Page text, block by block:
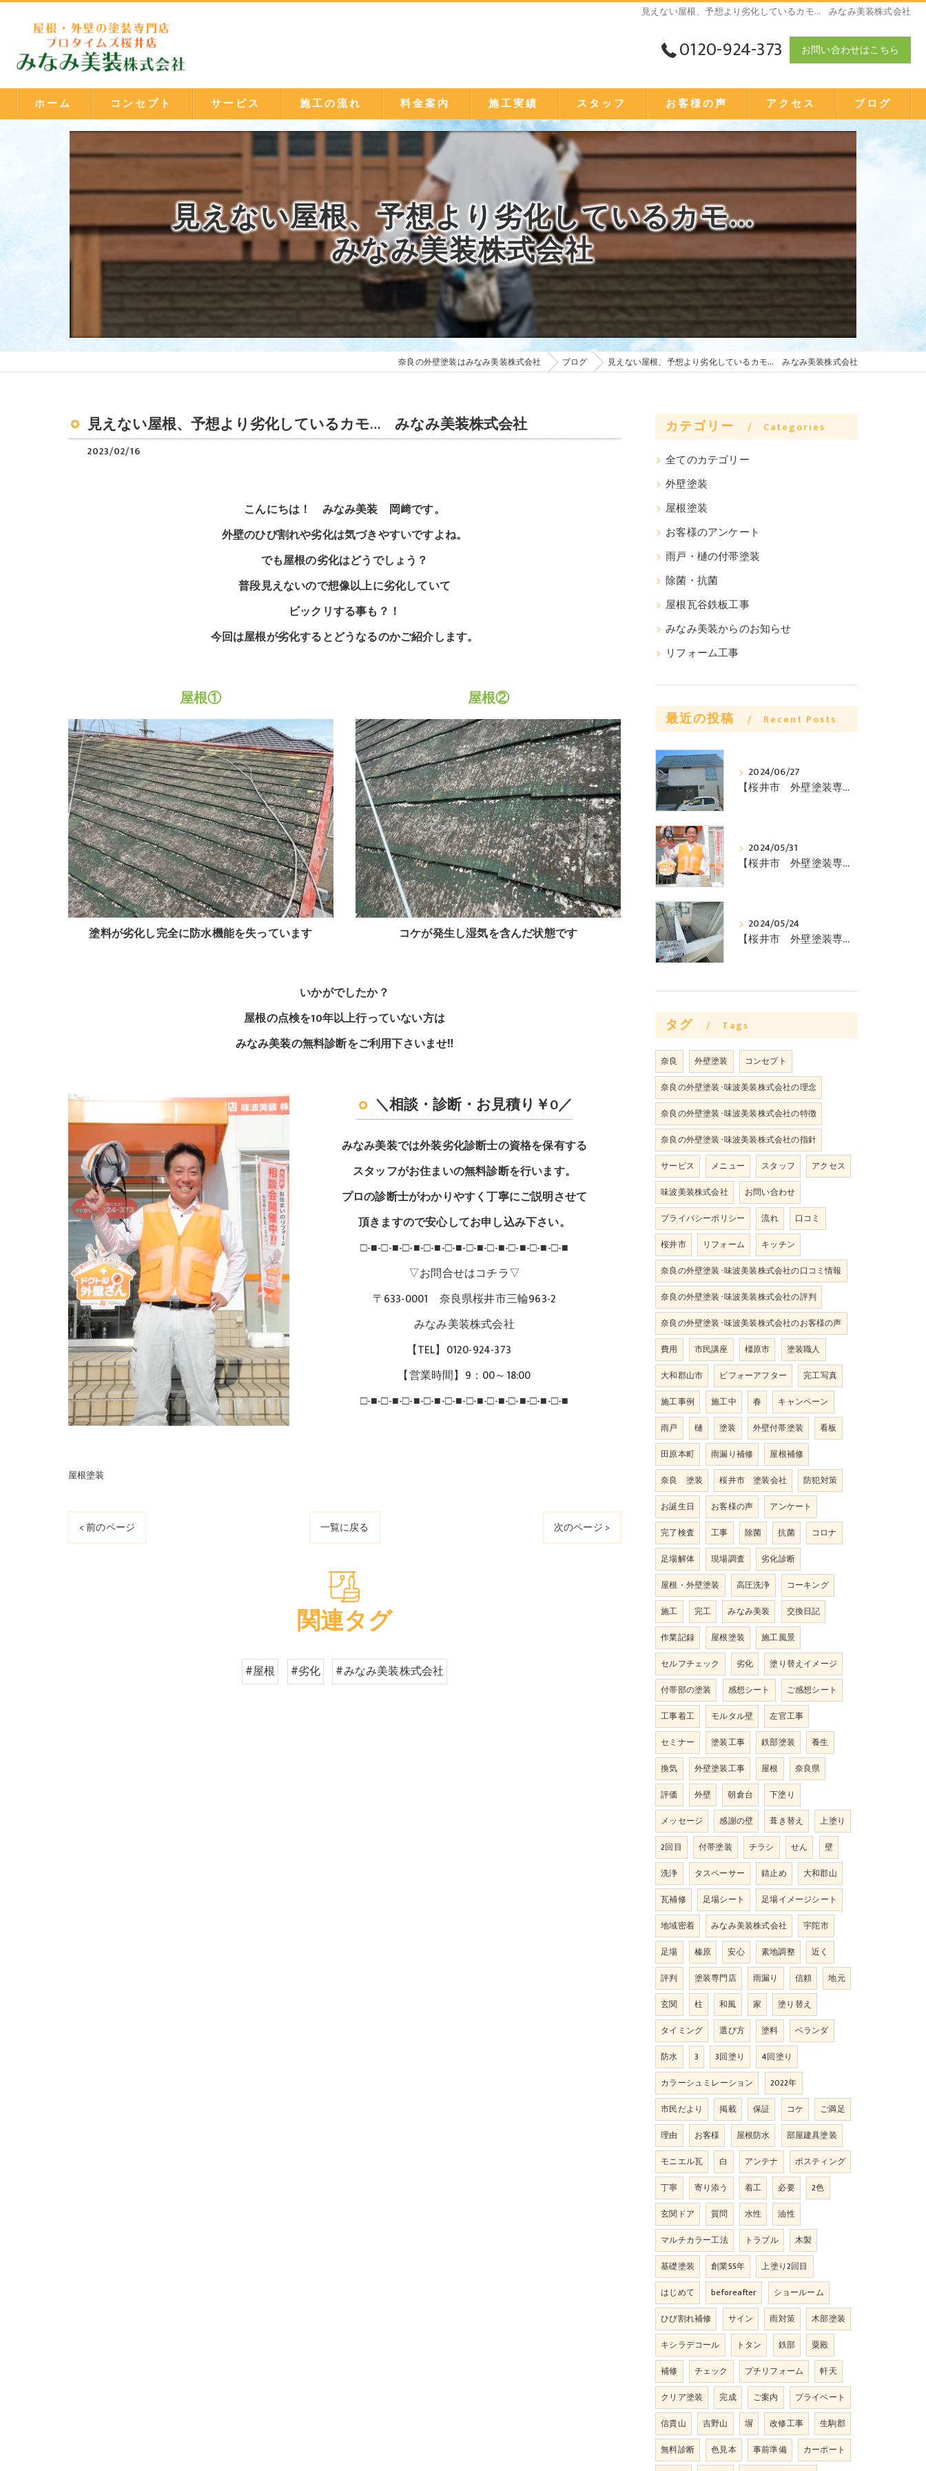
見えない屋根、予想より劣化しているカモ… みなみ美装株式会社
0120-924-373 お問い合わせはこちら
ホーム コンセプト サービス 施工の流れ 料金案内 施工実績 スタッフ お客様の声 アクセス ブログ
見えない屋根、予想より劣化しているカモ…
みなみ美装株式会社
奈良の外壁塗装はみなみ美装株式会社 ブログ 見えない屋根、予想より劣化しているカモ… みなみ美装株式会社
見えない屋根、予想より劣化しているカモ… みなみ美装株式会社
2023/02/16
こんにちは！ みなみ美装 岡﨑です。
外壁のひび割れや劣化は気づきやすいですよね。
でも屋根の劣化はどうでしょう？
普段見えないので想像以上に劣化していて
ビックリする事も？！
今回は屋根が劣化するとどうなるのかご紹介します。
屋根①
塗料が劣化し完全に防水機能を失っています
屋根②
コケが発生し湿気を含んだ状態です
いかがでしたか？
屋根の点検を10年以上行っていない方は
みなみ美装の無料診断をご利用下さいませ‼
＼相談・診断・お見積り￥0／
みなみ美装では外装劣化診断士の資格を保有する
スタッフがお住まいの無料診断を行います。
プロの診断士がわかりやすく丁寧にご説明させて
頂きますので安心してお申し込み下さい。
□-■-□-■-□-■-□-■-□-■-□-■-□-■-□-■-□-■-□-■
▽お問合せはコチラ▽
〒633-0001 奈良県桜井市三輪963-2
みなみ美装株式会社
【TEL】0120-924-373
【営業時間】9：00～18:00
□-■-□-■-□-■-□-■-□-■-□-■-□-■-□-■-□-■-□-■
屋根塗装
< 前のページ 一覧に戻る 次のページ >
関連タグ
#屋根 #劣化 #みなみ美装株式会社
カテゴリー Categories
全てのカテゴリー
外壁塗装
屋根塗装
お客様のアンケート
雨戸・樋の付帯塗装
除菌・抗菌
屋根瓦谷鉄板工事
みなみ美装からのお知らせ
リフォーム工事
最近の投稿 Recent Posts
2024/06/27
【桜井市 外壁塗装専門店からのお知らせ】桜井市Y様邸ビフォーアフターのご紹介 ～みなみ美装株式会社～
2024/05/31
【桜井市 外壁塗装専門店からのお知らせ】外壁塗装を安く抑える方法教えます みなみ美装株式会社
2024/05/24
【桜井市 外壁塗装専門店からのお知らせ】外壁塗装工事で失敗したくない方必見‼みなみ美装株式会社
タグ Tags
奈良 外壁塗装
コンセプト
奈良の外壁塗装･味波美装株式会社の理念
奈良の外壁塗装･味波美装株式会社の特徴
奈良の外壁塗装･味波美装株式会社の指針
サービス
メニュー スタッフ
アクセス
味波美装株式会社
お問い合わせ
プライバシーポリシー
流れ
口コミ
桜井市
リフォーム
キッチン
奈良の外壁塗装･味波美装株式会社の口コミ情報
奈良の外壁塗装･味波美装株式会社の評判
奈良の外壁塗装･味波美装株式会社のお客様の声
費用
市民講座 橿原市
塗装職人
大和郡山市
ビフォーアフター
完工写真
施工事例
施工中 春
キャンペーン
雨戸
樋 塗装 外壁付帯塗装
看板
田原本町
雨漏り補修
屋根補修
奈良 塗装
桜井市 塗装会社
防犯対策
お誕生日
お客様の声
アンケート
完了検査
工事 除菌 抗菌
コロナ
足場解体
現場調査
劣化診断
屋根・外壁塗装
高圧洗浄
コーキング
施工
完工 みなみ美装
交換日記
作業記録
屋根塗装
施工風景
セルフチェック
劣化
塗り替えイメージ
付帯部の塗装
感想シート
ご感想シート
工事着工
モルタル壁
左官工事
セミナー
塗装工事 鉄部塗装
養生
換気
外壁塗装工事 屋根
奈良県
評価
外壁 朝倉台
下塗り
メッセージ
感謝の壁 葺き替え
上塗り
2回目
付帯塗装 チラシ せん
壁
洗浄
タスペーサー 錆止め
大和郡山
瓦補修
足場シート
足場イメージシート
地域密着
みなみ美装株式会社
宇陀市
足場
榛原 安心 素地調整
近く
評判
塗装専門店 雨漏り 信頼
地元
玄関
柱 和風 家
塗り替え
タイミング
選び方 塗料
ベランダ
防水
3 3回塗り
4回塗り
カラーシュミレーション
2022年
市民だより
掲載 保証 コケ
ご満足
理由
お客様 屋根防水
部屋建具塗装
モニエル瓦
白 アンテナ
ポスティング
丁寧
寄り添う 着工 必要
2色
玄関ドア
質問 水性
油性
マルチカラー工法
トラブル
木製
基礎塗装
創業55年
上塗り2回目
はじめて
beforeafter
ショールーム
ひび割れ補修
サイン 雨対策
木部塗装
キシラデコール
トタン 鉄部
粟殿
補修
チェック プチリフォーム
軒天
クリア塗装
完成 ご案内
プライベート
信貴山
吉野山 塀 改修工事
生駒郡
無料診断
色見本 事前準備
カーポート